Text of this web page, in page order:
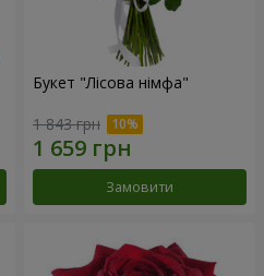
Букет "Лісова німфа"
1 843 грн
Замовити